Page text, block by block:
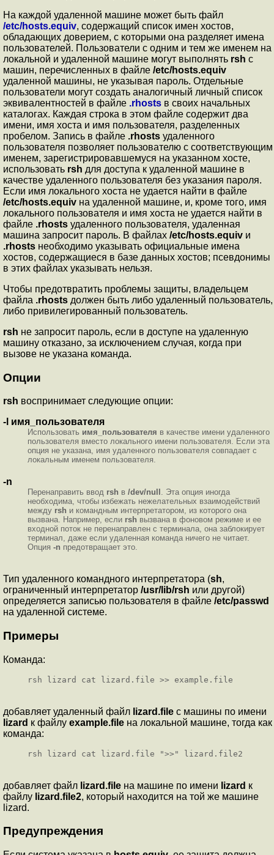
На каждой удаленной машине может быть файл
/etc/hosts.equiv, содержащий список имен хостов,
обладающих доверием, с которыми она разделяет имена
пользователей. Пользователи с одним и тем же именем на
локальной и удаленной машине могут выполнять rsh с
машин, перечисленных в файле /etc/hosts.equiv
удаленной машины, не указывая пароль. Отдельные
пользователи могут создать аналогичный личный список
эквивалентностей в файле .rhosts в своих начальных
каталогах. Каждая строка в этом файле содержит два
имени, имя хоста и имя пользователя, разделенных
пробелом. Запись в файле .rhosts удаленного
пользователя позволяет пользователю с соответствующим
именем, зарегистрировавшемуся на указанном хосте,
использовать rsh для доступа к удаленной машине в
качестве удаленного пользователя без указания пароля.
Если имя локального хоста не удается найти в файле
/etc/hosts.equiv на удаленной машине, и, кроме того, имя
локального пользователя и имя хоста не удается найти в
файле .rhosts удаленного пользователя, удаленная
машина запросит пароль. В файлах /etc/hosts.equiv и
.rhosts необходимо указывать официальные имена
хостов, содержащиеся в базе данных хостов; псевдонимы
в этих файлах указывать нельзя.
Чтобы предотвратить проблемы защиты, владельцем
файла .rhosts должен быть либо удаленный пользователь,
либо привилегированный пользователь.
rsh не запросит пароль, если в доступе на удаленную
машину отказано, за исключением случая, когда при
вызове не указана команда.
Опции
rsh воспринимает следующие опции:
-l имя_пользователя
Использовать имя_пользователя в качестве имени удаленного
пользователя вместо локального имени пользователя. Если эта
опция не указана, имя удаленного пользователя совпадает с
локальным именем пользователя.
-n
Перенаправить ввод rsh в /dev/null . Эта опция иногда
необходима, чтобы избежать нежелательных взаимодействий
между rsh и командным интерпретатором, из которого она
вызвана. Например, если rsh вызвана в фоновом режиме и ее
входной поток не перенаправлен с терминала, она заблокирует
терминал, даже если удаленная команда ничего не читает.
Опция -n предотвращает это.
Тип удаленного командного интерпретатора (sh,
ограниченный интерпретатор /usr/lib/rsh или другой)
определяется записью пользователя в файле /etc/passwd
на удаленной системе.
Примеры
Команда:
rsh lizard cat lizard.file >> example.file
добавляет удаленный файл lizard.file с машины по имени
lizard к файлу example.file на локальной машине, тогда как
команда:
rsh lizard cat lizard.file ">>" lizard.file2
добавляет файл lizard.file на машине по имени lizard к
файлу lizard.file2, который находится на той же машине
lizard.
Предупреждения